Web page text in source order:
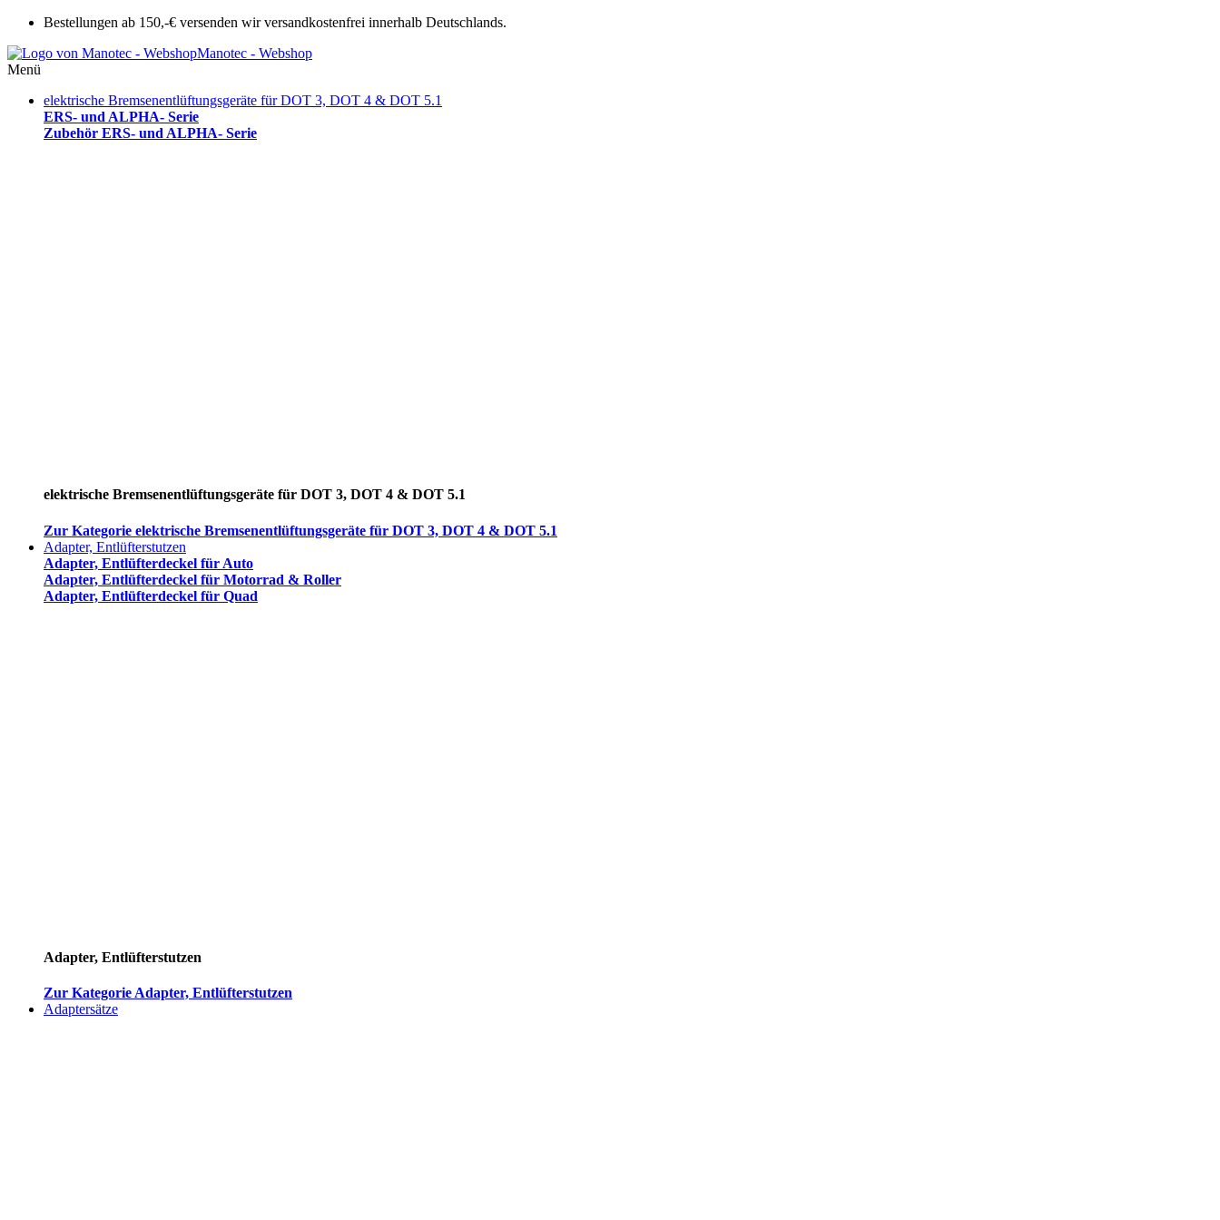
Bestellungen ab 150,-€ versenden wir versandkostenfrei innerhalb Deutschlands.
Manotec - Webshop
Menü
elektrische Bremsenentlüftungsgeräte für DOT 3, DOT 4 & DOT 5.1
ERS- und ALPHA- Serie
Zubehör ERS- und ALPHA- Serie
elektrische Bremsenentlüftungsgeräte für DOT 3, DOT 4 & DOT 5.1
Zur Kategorie elektrische Bremsenentlüftungsgeräte für DOT 3, DOT 4 & DOT 5.1
Adapter, Entlüfterstutzen
Adapter, Entlüfterdeckel für Auto
Adapter, Entlüfterdeckel für Motorrad & Roller
Adapter, Entlüfterdeckel für Quad
Adapter, Entlüfterstutzen
Zur Kategorie Adapter, Entlüfterstutzen
Adaptersätze